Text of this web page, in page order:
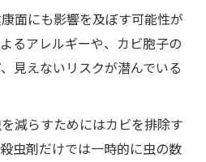
面にも影響を及ぼす可能性が
るアレルギーや、カビ胞子の
見えないリスクが潜んでいる
減らすためにはカビを排除す
虫剤だけでは一時的に虫の数